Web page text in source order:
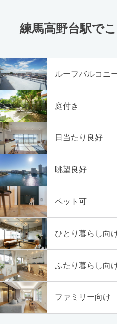
練馬高野台駅で
ルーフバルコニ
庭付き
日当たり良好
眺望良好
ペット可
ひとり暮らし向
ふたり暮らし向
ファミリー向け